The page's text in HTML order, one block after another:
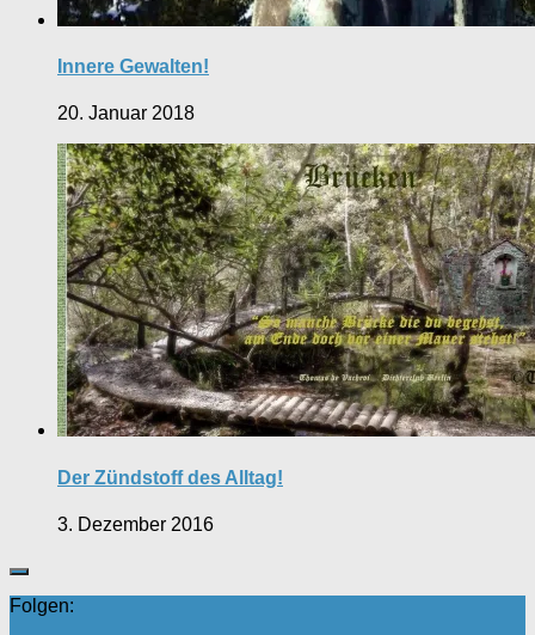
Innere Gewalten!
20. Januar 2018
Der Zündstoff des Alltag!
3. Dezember 2016
Folgen: